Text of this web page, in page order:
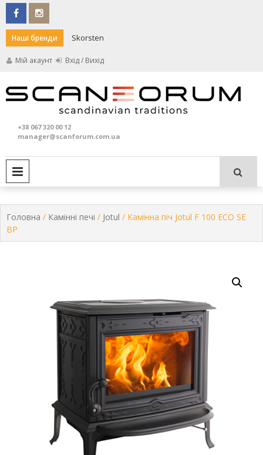
Skip
to
content
Наші бренди Skorsten
Мій акаунт Вхід / Вихід
+38 067 320 00 12
manager@scanforum.com.ua
Головна / Камінні печі / Jotul / Камінна піч Jotul F 100 ECO SE
BP